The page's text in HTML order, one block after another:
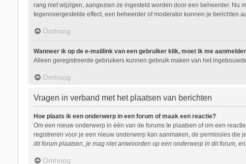
rang niet wijzigen, aangezien ze ingesteld worden door een beheerder. Nu
tegenovergestelde effect, een beheerder of moderator kunnen je berichten
Omhoog
Wanneer ik op de e-maillink van een gebruiker klik, moet ik me
Alleen geregistreerde gebruikers kunnen gebruik maken van het
Omhoog
Vragen in verband met het plaatsen van berichten
Hoe plaats ik een onderwerp in een forum of maak een reactie?
Om een nieuw onderwerp in één van de forums te plaatsen of om een
registreren voor je een nieuw onderwerp kan aanmaken, de permissies
dit forum plaatsen, je mag niet antwoorden op een onderwerp in dit forum,
Omhoog